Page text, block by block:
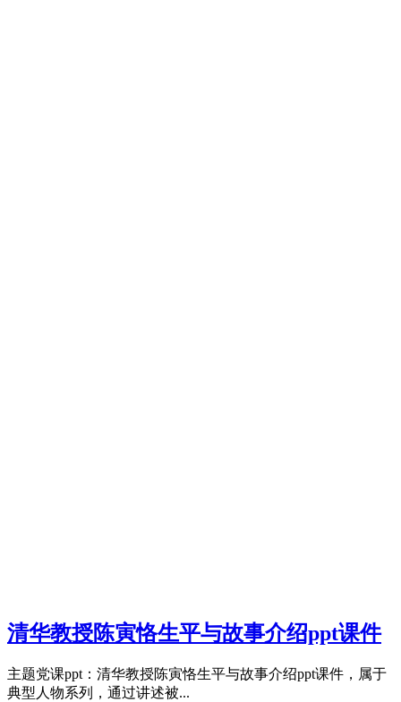
清华教授陈寅恪生平与故事介绍ppt课件
主题党课ppt：清华教授陈寅恪生平与故事介绍ppt课件，属于
典型人物系列，通过讲述被...